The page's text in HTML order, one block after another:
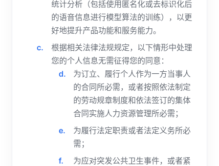
统计分析（包括使用匿名化或去标识化后
的语音信息进行模型算法的训练），以更
好地提升产品功能和服务能力。
根据相关法律法规规定，以下情形中处理
您的个人信息无需征得您的同意：
为订立、履行个人作为一方当事人
的合同所必需，或者按照依法制定
的劳动规章制度和依法签订的集体
合同实施人力资源管理所必需；
为履行法定职责或者法定义务所必
需；
为应对突发公共卫生事件，或者紧